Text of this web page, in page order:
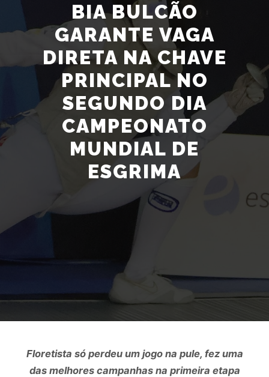
BIA BULCÃO
GARANTE VAGA
DIRETA NA CHAVE
PRINCIPAL NO
SEGUNDO DIA
CAMPEONATO
MUNDIAL DE
ESGRIMA
Floretista só perdeu um jogo na pule, fez uma
das melhores campanhas na primeira etapa